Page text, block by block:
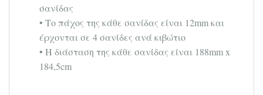
σανίδας
• Το πάχος της κάθε σανίδας είναι 12mm και
έρχονται σε 4 σανίδες ανά κιβώτιο
• Η διάσταση της κάθε σανίδας είναι 188mm x
184,5cm